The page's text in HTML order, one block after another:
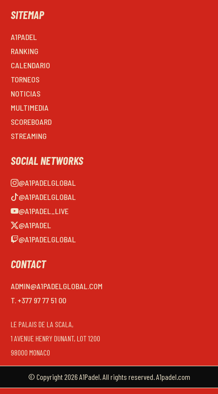
SITEMAP
A1PADEL
RANKING
CALENDARIO
TORNEOS
NOTICIAS
MULTIMEDIA
SCOREBOARD
STREAMING
SOCIAL NETWORKS
@A1PADELGLOBAL
@A1PADELGLOBAL
@A1PADEL_LIVE
@A1PADEL
@A1PADELGLOBAL
CONTACT
ADMIN@A1PADELGLOBAL.COM
T. +377 97 77 51 00
LE PALAIS DE LA SCALA,
1 AVENUE HENRY DUNANT, LOT 1200
98000 MONACO
© Copyright 2026 A1Padel. All rights reserved. A1padel.com